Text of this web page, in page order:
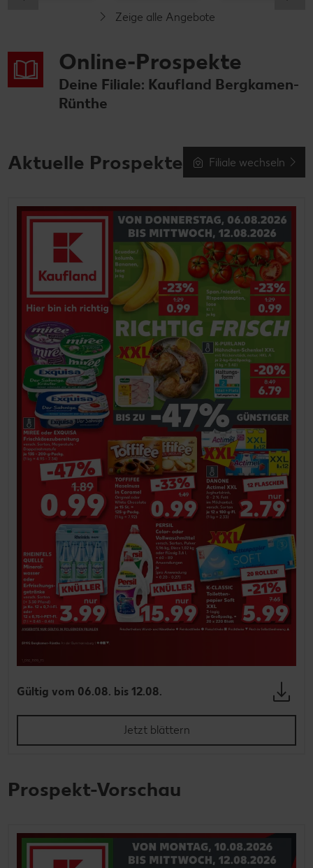
Zeige alle Angebote
Online-Prospekte
Deine Filiale: Kaufland Bergkamen-
Rünthe
Aktuelle Prospekte Filiale wechseln
Gültig vom 06.08. bis 12.08.
Jetzt blättern
Prospekt-Vorschau